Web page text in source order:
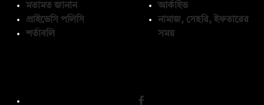
মতামত জানান
প্রাইভেসি পলিসি
শর্তাবলি
আর্কাইভ
নামাজ, সেহরি, ইফতারের
সময়